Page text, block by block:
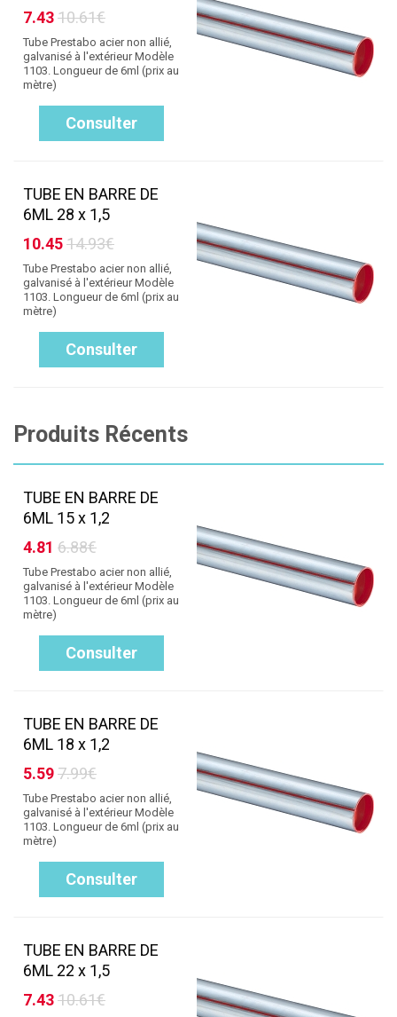
7.4310.61€
Tube Prestabo acier non allié,
galvanisé à l'extérieur Modèle
1103. Longueur de 6ml (prix au
mètre)
Consulter
TUBE EN BARRE DE
6ML 28 x 1,5
10.4514.93€
Tube Prestabo acier non allié,
galvanisé à l'extérieur Modèle
1103. Longueur de 6ml (prix au
mètre)
Consulter
Produits Récents
TUBE EN BARRE DE
6ML 15 x 1,2
4.81 6.88€
Tube Prestabo acier non allié,
galvanisé à l'extérieur Modèle
1103. Longueur de 6ml (prix au
mètre)
Consulter
TUBE EN BARRE DE
6ML 18 x 1,2
5.597.99€
Tube Prestabo acier non allié,
galvanisé à l'extérieur Modèle
1103. Longueur de 6ml (prix au
mètre)
Consulter
TUBE EN BARRE DE
6ML 22 x 1,5
7.4310.61€